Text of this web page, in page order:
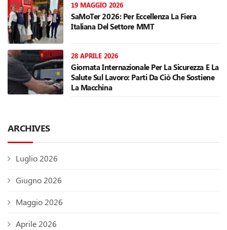
19 MAGGIO 2026
SaMoTer 2026: Per Eccellenza La Fiera
Italiana Del Settore MMT
28 APRILE 2026
Giornata Internazionale Per La Sicurezza E La
Salute Sul Lavoro: Parti Da Ciò Che Sostiene
La Macchina
ARCHIVES
Luglio 2026
Giugno 2026
Maggio 2026
Aprile 2026